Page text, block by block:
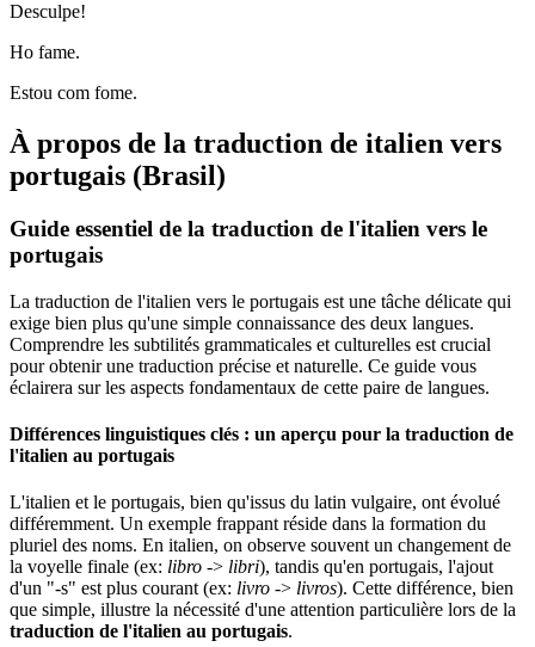
Desculpe!
Ho fame.
Estou com fome.
À propos de la traduction de italien vers
portugais (Brasil)
Guide essentiel de la traduction de l'italien vers le
portugais
La traduction de l'italien vers le portugais est une tâche délicate qui
exige bien plus qu'une simple connaissance des deux langues.
Comprendre les subtilités grammaticales et culturelles est crucial
pour obtenir une traduction précise et naturelle. Ce guide vous
éclairera sur les aspects fondamentaux de cette paire de langues.
Différences linguistiques clés : un aperçu pour la traduction de
l'italien au portugais
L'italien et le portugais, bien qu'issus du latin vulgaire, ont évolué
différemment. Un exemple frappant réside dans la formation du
pluriel des noms. En italien, on observe souvent un changement de
la voyelle finale (ex: libro -> libri), tandis qu'en portugais, l'ajout
d'un "-s" est plus courant (ex: livro -> livros). Cette différence, bien
que simple, illustre la nécessité d'une attention particulière lors de la
traduction de l'italien au portugais.